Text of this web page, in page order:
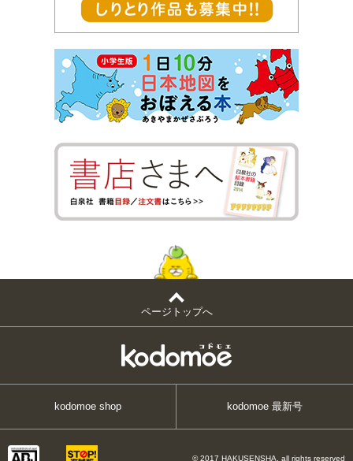
ページトップへ
kodomoe shop kodomoe 最新号
© 2017 HAKUSENSHA, all rights reserved